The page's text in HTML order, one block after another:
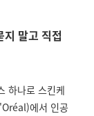
말고 직접
하나로 스킨케
에서 인공